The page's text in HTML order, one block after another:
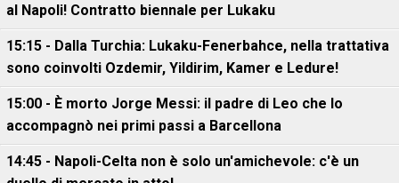
al Napoli! Contratto biennale per Lukaku
15:15 - Dalla Turchia: Lukaku-Fenerbahce, nella trattativa
sono coinvolti Ozdemir, Yildirim, Kamer e Ledure!
15:00 - È morto Jorge Messi: il padre di Leo che lo
accompagnò nei primi passi a Barcellona
14:45 - Napoli-Celta non è solo un'amichevole: c'è un